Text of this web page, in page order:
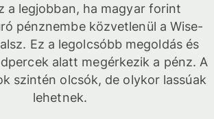
a legjobban, ha magyar forint
pénznembe közvetlenül a Wise-
Ez a legolcsóbb megoldás és
alatt megérkezik a pénz. A
szintén olcsók, de olykor lassúak
lehetnek.